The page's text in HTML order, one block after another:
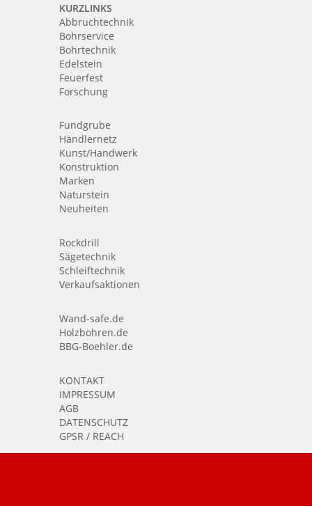
KURZLINKS
Abbruchtechnik
Bohrservice
Bohrtechnik
Edelstein
Feuerfest
Forschung
Fundgrube
Händlernetz
Kunst/Handwerk
Konstruktion
Marken
Naturstein
Neuheiten
Rockdrill
Sägetechnik
Schleiftechnik
Verkaufsaktionen
Wand-safe.de
Holzbohren.de
BBG-Boehler.de
KONTAKT
IMPRESSUM
AGB
DATENSCHUTZ
GPSR / REACH